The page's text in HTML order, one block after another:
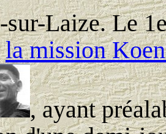
Laize. Le
la mission
, ayant